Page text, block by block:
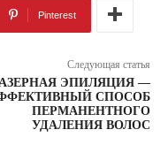
Pinterest
Следующая статья
ЭПИЛЯЦИЯ —
СПОСОБ
ПЕРМАНЕНТНОГО
УДАЛЕНИЯ ВОЛОС